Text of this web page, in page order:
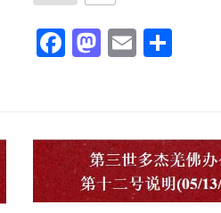
Facebook
Mastodon
Email